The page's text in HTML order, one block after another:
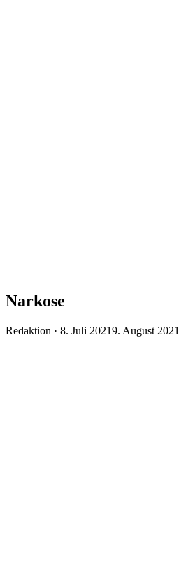
Narkose
Redaktion · Veröffentlicht
8. Juli 20219. August 2021